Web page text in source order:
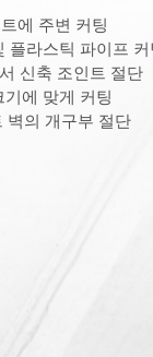
에 주변 커팅
플라스틱 파이프 커
신축 조인트 절단
에 맞게 커팅
벽의 개구부 절단